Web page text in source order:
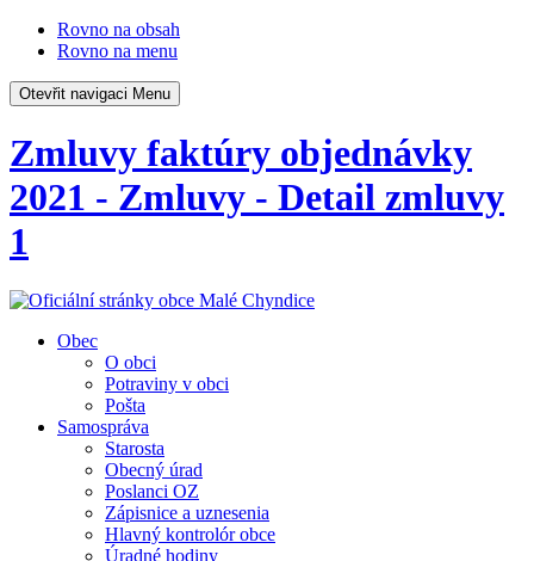
Rovno na obsah
Rovno na menu
Otevřit navigaci Menu
Zmluvy faktúry objednávky
2021 - Zmluvy - Detail zmluvy
1
Obec
O obci
Potraviny v obci
Pošta
Samospráva
Starosta
Obecný úrad
Poslanci OZ
Zápisnice a uznesenia
Hlavný kontrolór obce
Úradné hodiny